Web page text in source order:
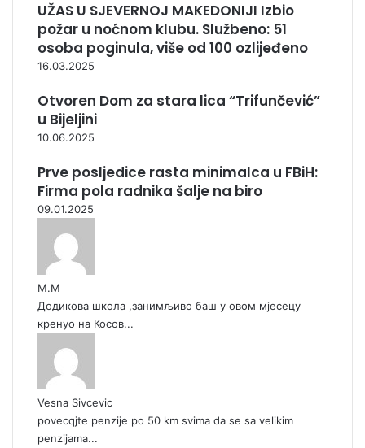
UŽAS U SJEVERNOJ MAKEDONIJI Izbio
požar u noćnom klubu. Službeno: 51
osoba poginula, više od 100 ozlijeđeno
16.03.2025
Otvoren Dom za stara lica “Trifunčević”
u Bijeljini
10.06.2025
Prve posljedice rasta minimalca u FBiH:
Firma pola radnika šalje na biro
09.01.2025
М.М
Додикова школа ,занимљиво баш у овом мјесецу
кренуо на Косов...
Vesna Sivcevic
povecqjte penzije po 50 km svima da se sa velikim
penzijama...